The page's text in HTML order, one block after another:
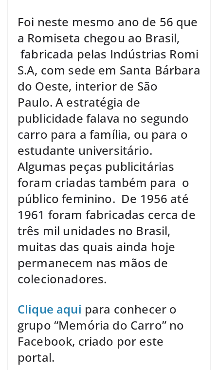
Foi neste mesmo ano de 56 que
a Romiseta chegou ao Brasil,
fabricada pelas Indústrias Romi
S.A, com sede em Santa Bárbara
do Oeste, interior de São
Paulo. A estratégia de
publicidade falava no segundo
carro para a família, ou para o
estudante universitário.
Algumas peças publicitárias
foram criadas também para o
público feminino. De 1956 até
1961 foram fabricadas cerca de
três mil unidades no Brasil,
muitas das quais ainda hoje
permanecem nas mãos de
colecionadores.
Clique aqui para conhecer o
grupo “Memória do Carro” no
Facebook, criado por este
portal.